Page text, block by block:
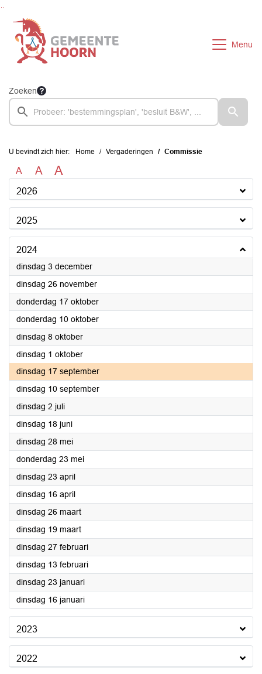
Menu
Zoeken
U bevindt zich hier: Home Vergaderingen Commissie
A A A
2026
2025
2024
dinsdag 3 december2024
dinsdag 26 november2024
donderdag 17 oktober2024
donderdag 10 oktober2024
dinsdag 8 oktober2024
dinsdag 1 oktober2024
dinsdag 17 september2024
dinsdag 10 september2024
dinsdag 2 juli2024
dinsdag 18 juni2024
dinsdag 28 mei2024
donderdag 23 mei2024
dinsdag 23 april2024
dinsdag 16 april2024
dinsdag 26 maart2024
dinsdag 19 maart2024
dinsdag 27 februari2024
dinsdag 13 februari2024
dinsdag 23 januari2024
dinsdag 16 januari2024
2023
2022